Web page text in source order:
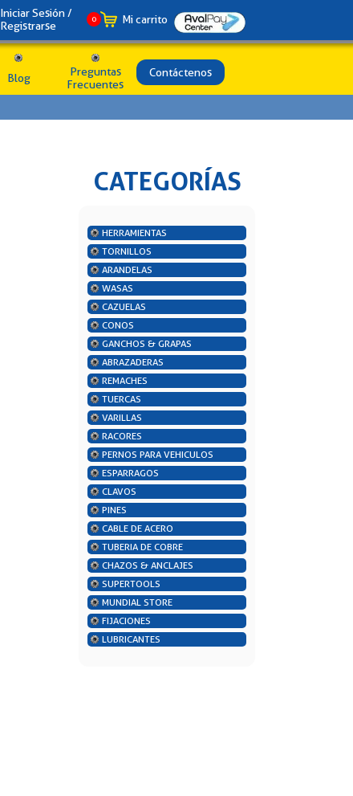
Iniciar Sesión /
Registrarse
0 Mi carrito
Blog
Preguntas
Frecuentes
Contáctenos
CATEGORÍAS
HERRAMIENTAS
TORNILLOS
ARANDELAS
WASAS
CAZUELAS
CONOS
GANCHOS & GRAPAS
ABRAZADERAS
REMACHES
TUERCAS
VARILLAS
RACORES
PERNOS PARA VEHICULOS
ESPARRAGOS
CLAVOS
PINES
CABLE DE ACERO
TUBERIA DE COBRE
CHAZOS & ANCLAJES
SUPERTOOLS
MUNDIAL STORE
FIJACIONES
LUBRICANTES